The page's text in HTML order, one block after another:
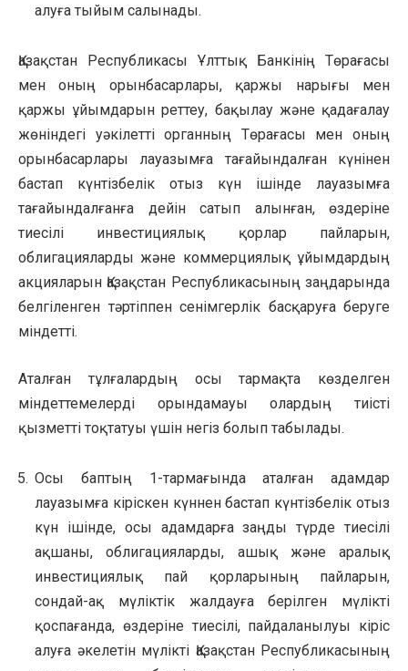
алуға тыйым салынады.
Қазақстан Республикасы Ұлттық Банкінің Төрағасы
мен оның орынбасарлары, қаржы нарығы мен
қаржы ұйымдарын реттеу, бақылау және қадағалау
жөніндегі уәкілетті органның Төрағасы мен оның
орынбасарлары лауазымға тағайындалған күнінен
бастап күнтізбелік отыз күн ішінде лауазымға
тағайындалғанға дейін сатып алынған, өздеріне
тиесілі инвестициялық қорлар пайларын,
облигацияларды және коммерциялық ұйымдардың
акцияларын Қазақстан Республикасының заңдарында
белгіленген тәртіппен сенімгерлік басқаруға беруге
міндетті.
Аталған тұлғалардың осы тармақта көзделген
міндеттемелерді орындамауы олардың тиісті
қызметті тоқтатуы үшін негіз болып табылады.
Осы баптың 1-тармағында аталған адамдар
лауазымға кіріскен күннен бастап күнтізбелік отыз
күн ішінде, осы адамдарға заңды түрде тиесілі
ақшаны, облигацияларды, ашық және аралық
инвестициялық пай қорларының пайларын,
сондай-ақ мүліктік жалдауға берілген мүлікті
қоспағанда, өздеріне тиесілі, пайдаланылуы кіріс
алуға әкелетін мүлікті Қазақстан Республикасының